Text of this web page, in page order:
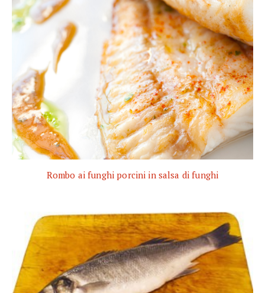
Rombo ai funghi porcini in salsa di funghi